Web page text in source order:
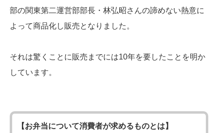
部の関東第二運営部部長・林弘昭さんの諦めない熱意に
よって商品化し販売となりました。
それは驚くことに販売までには10年を要したことを明か
しています。
【お弁当について消費者が求めるものとは】